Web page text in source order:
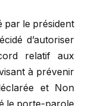
par le président
d’autoriser
relatif aux
à prévenir
et Non